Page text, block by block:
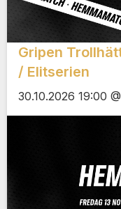
Gripen
/ Elitserien
30.10.2026 19:00